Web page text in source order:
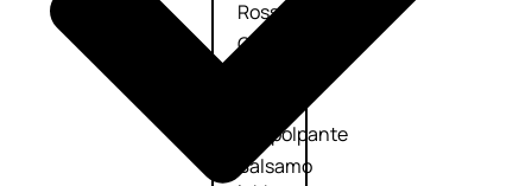
Rossetto
Gloss
Rimpolpante
Balsamo